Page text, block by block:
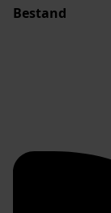
Bestand